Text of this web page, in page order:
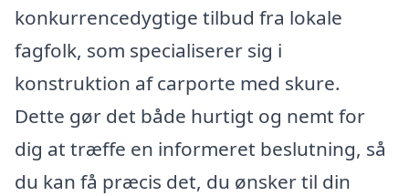
konkurrencedygtige tilbud fra lokale
fagfolk, som specialiserer sig i
konstruktion af carporte med skure.
Dette gør det både hurtigt og nemt for
dig at træffe en informeret beslutning, så
du kan få præcis det, du ønsker til din